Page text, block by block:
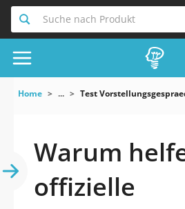
Suche nach Produkt
Home ... Test
Warum
offizielle